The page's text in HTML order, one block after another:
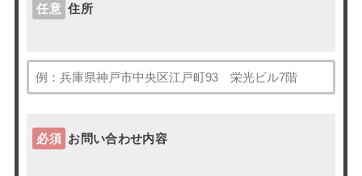
任意 住所
必須 お問い合わせ内容